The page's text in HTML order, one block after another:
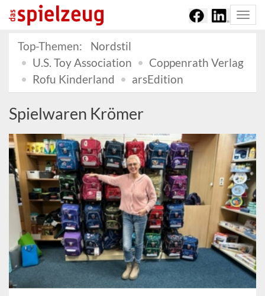
Top-Themen:
Nordstil
U.S. Toy Association
Coppenrath Verlag
Rofu Kinderland
arsEdition
Spielwaren Krömer